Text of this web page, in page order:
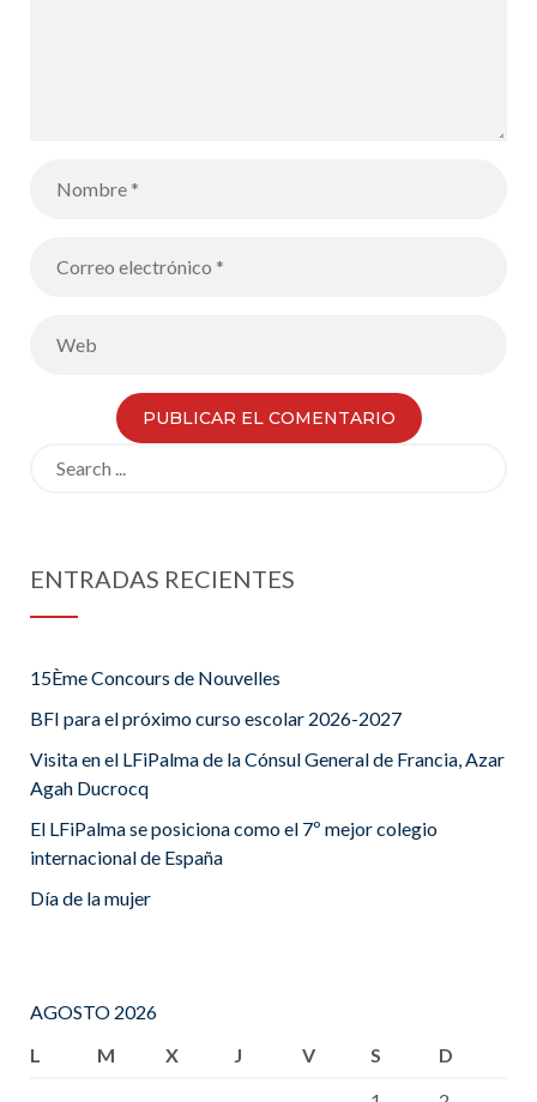
ENTRADAS RECIENTES
15Ème Concours de Nouvelles
BFI para el próximo curso escolar 2026-2027
Visita en el LFiPalma de la Cónsul General de Francia, Azar
Agah Ducrocq
El LFiPalma se posiciona como el 7º mejor colegio
internacional de España
Día de la mujer
AGOSTO 2026
L
M X J V S
D